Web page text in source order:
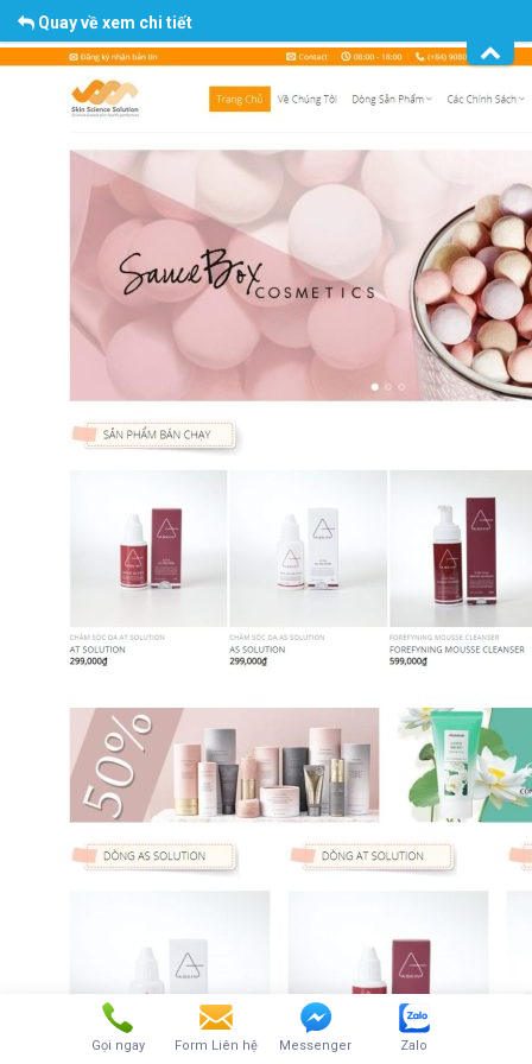
Quay về xem chi tiết
Gọi ngay Form Liên hệ Messenger Zalo